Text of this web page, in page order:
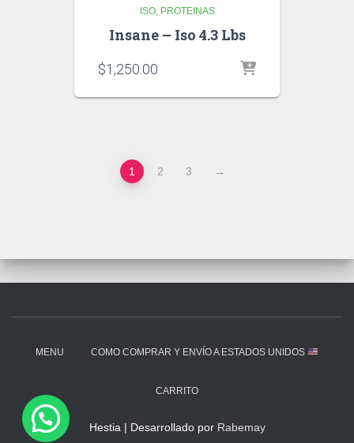
ISO PROTEINAS
Insane – Iso 4.3 Lbs
$1,250.00
1 2 3 →
MENU COMO COMPRAR Y ENVÍO A ESTADOS UNIDOS
CARRITO
Hestia | Desarrollado por Rabemay